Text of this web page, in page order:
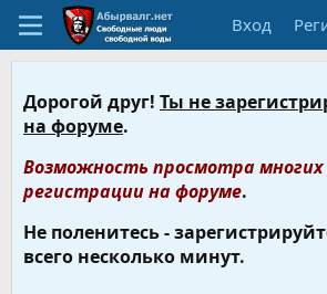
Вход
Дорогой друг! Ты не
на форуме.
Возможность просмотра
регистрации на форуме.
Не поленитесь -
всего несколько минут.